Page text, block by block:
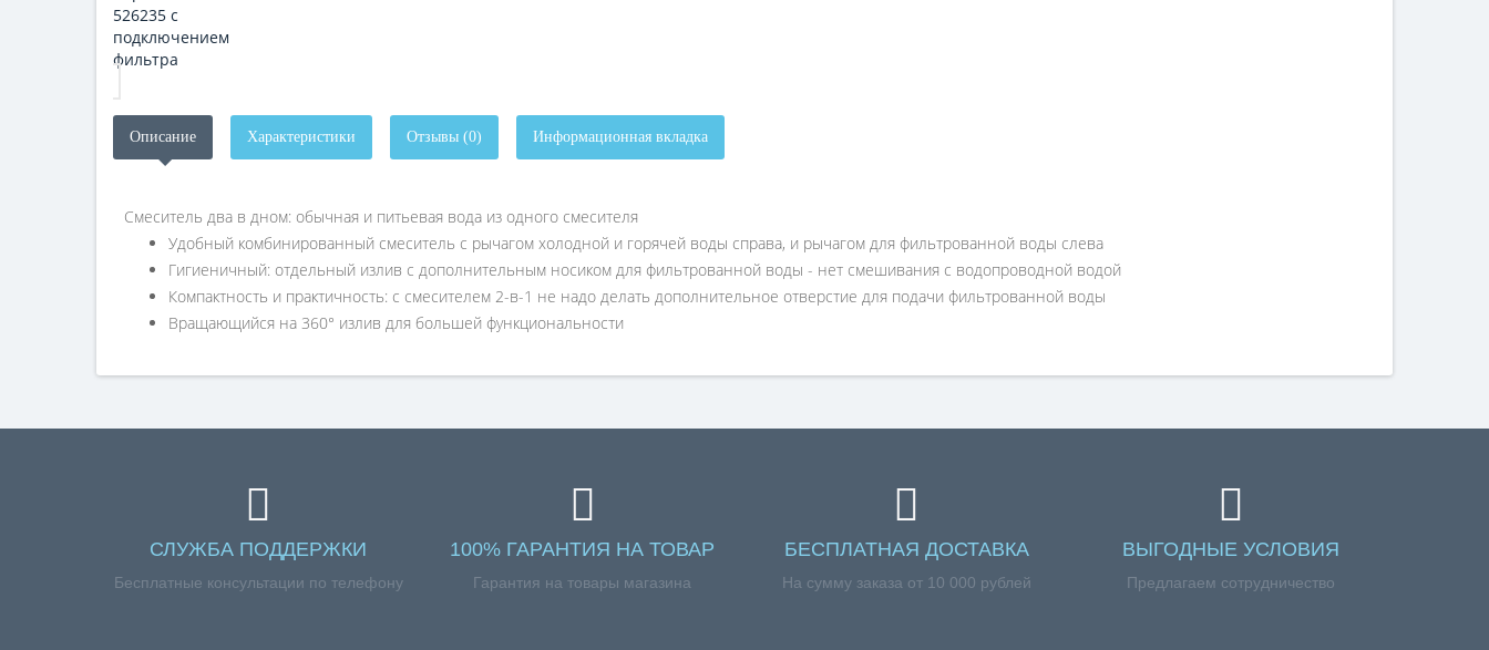
Описание Характеристики Отзывы (0) Информационная вкладка
Смеситель два в дном: обычная и питьевая вода из одного смесителя
Удобный комбинированный смеситель с рычагом холодной и горячей воды справа, и рычагом для фильтрованной воды слева
Гигиеничный: отдельный излив с дополнительным носиком для фильтрованной воды - нет смешивания с водопроводной водой
Компактность и практичность: с смесителем 2-в-1 не надо делать дополнительное отверстие для подачи фильтрованной воды
Вращающийся на 360° излив для большей функциональности
СЛУЖБА ПОДДЕРЖКИ
Бесплатные консультации по телефону
100% ГАРАНТИЯ НА ТОВАР
Гарантия на товары магазина
БЕСПЛАТНАЯ ДОСТАВКА
На сумму заказа от 10 000 рублей
ВЫГОДНЫЕ УСЛОВИЯ
Предлагаем сотрудничество